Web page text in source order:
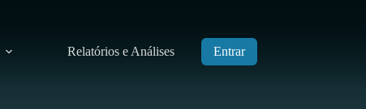
Relatórios e Análises Entrar